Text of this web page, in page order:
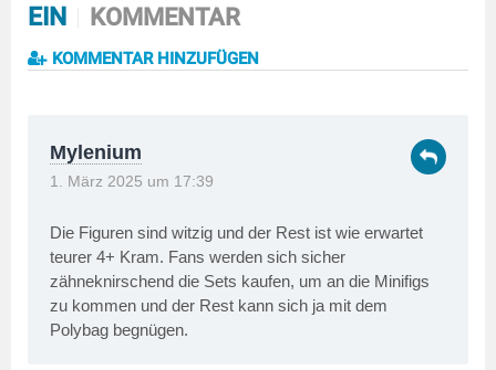
EIN KOMMENTAR
KOMMENTAR HINZUFÜGEN
Mylenium
1. März 2025 um 17:39
Die Figuren sind witzig und der Rest ist wie erwartet
teurer 4+ Kram. Fans werden sich sicher
zähneknirschend die Sets kaufen, um an die Minifigs
zu kommen und der Rest kann sich ja mit dem
Polybag begnügen.